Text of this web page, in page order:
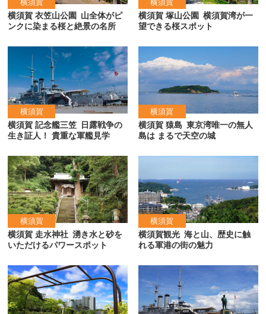
横須賀
横須賀 衣笠山公園 山全体がピ
ンクに染まる桜と絶景の名所
横須賀
横須賀 塚山公園 横須賀湾が一
望できる桜スポット
横須賀
横須賀 記念艦三笠
日露戦争の
生き証人！ 貴重な軍艦見学
横須賀
横須賀 猿島 東京湾唯一の無人
島は まるで天空の城
横須賀
横須賀 走水神社 湧き水と砂を
いただけるパワースポット
横須賀
横須賀観光 海と山、歴史に触
れる軍港の街の魅力